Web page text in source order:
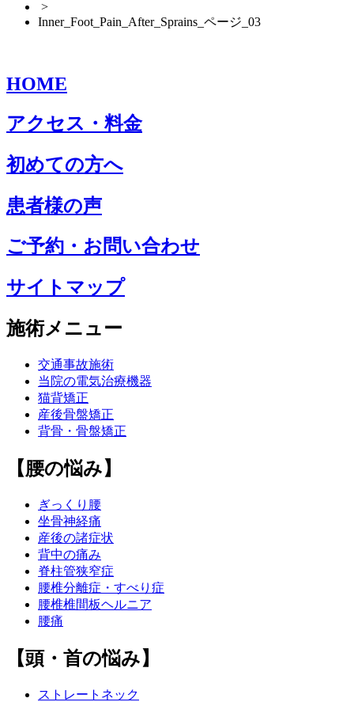
>
Inner_Foot_Pain_After_Sprains_ページ_03
HOME
アクセス・料金
初めての方へ
患者様の声
ご予約・お問い合わせ
サイトマップ
施術メニュー
交通事故施術
当院の電気治療機器
猫背矯正
産後骨盤矯正
背骨・骨盤矯正
【腰の悩み】
ぎっくり腰
坐骨神経痛
産後の諸症状
背中の痛み
脊柱管狭窄症
腰椎分離症・すべり症
腰椎椎間板ヘルニア
腰痛
【頭・首の悩み】
ストレートネック